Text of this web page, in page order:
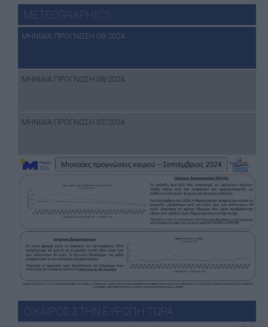
METEOGRAPHICS
ΜΗΝΙΑΙΑ ΠΡΟΓΝΩΣΗ 09/2024
ΜΗΝΙΑΙΑ ΠΡΟΓΝΩΣΗ 08/2024
ΜΗΝΙΑΙΑ ΠΡΟΓΝΩΣΗ 07/2024
Ο ΚΑΙΡΟΣ ΣΤΗΝ ΕΥΡΩΠΗ ΤΩΡΑ